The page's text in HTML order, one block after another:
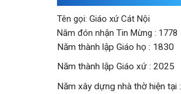
Tên gọi: Giáo xứ Cát Nội
Năm đón nhận Tin Mừng : 1778
Năm thành lập Giáo họ : 1830
Năm thành lập Giáo xứ : 2025
Năm xây dựng nhà thờ hiện tại :